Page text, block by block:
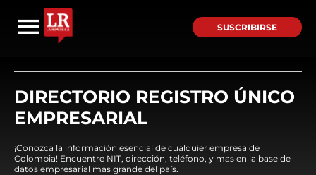
SUSCRIBIRSE
DIRECTORIO REGISTRO ÚNICO
EMPRESARIAL
¡Conozca la información esencial de cualquier empresa de
Colombia! Encuentre NIT, dirección, teléfono, y mas en la base de
datos empresarial mas grande del país.